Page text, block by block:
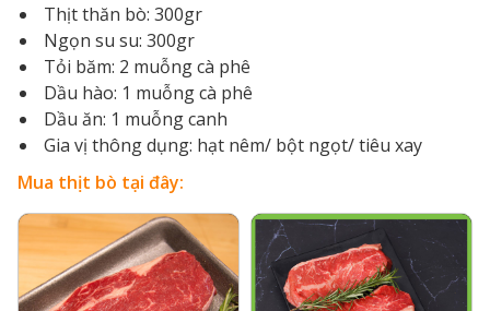
Thịt thăn bò: 300gr
Ngọn su su: 300gr
Tỏi băm: 2 muỗng cà phê
Dầu hào: 1 muỗng cà phê
Dầu ăn: 1 muỗng canh
Gia vị thông dụng: hạt nêm/ bột ngọt/ tiêu xay
Mua thịt bò tại đây: